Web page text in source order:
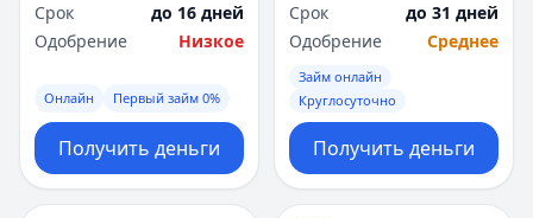
Срок
до 16 дней
Одобрение
Низкое
Онлайн Первый займ 0%
Получить деньги
Срок
до 31 дней
Одобрение
Среднее
Займ онлайн
Круглосуточно
Получить деньги